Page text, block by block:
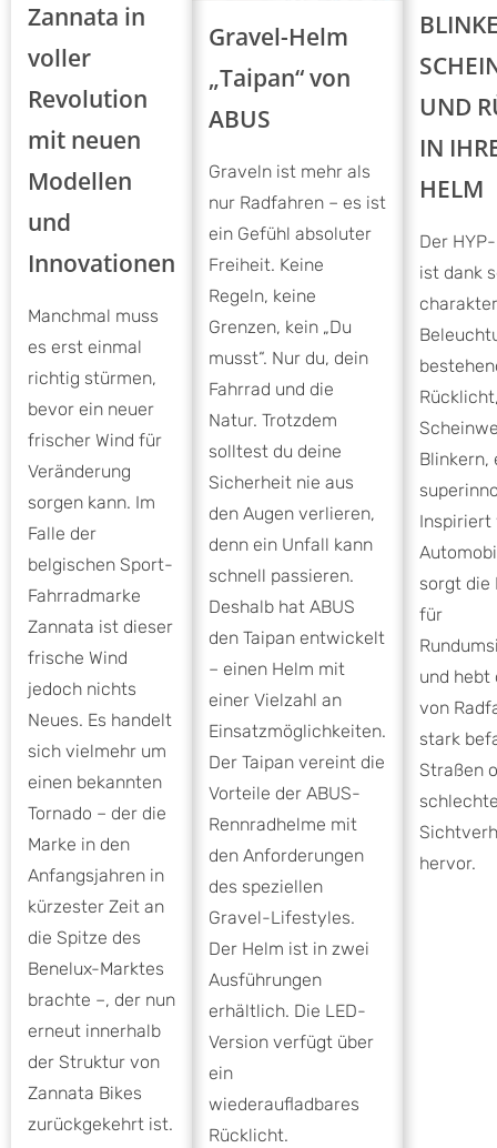
Zannata in
voller
Revolution
mit neuen
Modellen
und
Innovationen
Manchmal muss
es erst einmal
richtig stürmen,
bevor ein neuer
frischer Wind für
Veränderung
sorgen kann. Im
Falle der
belgischen Sport-
Fahrradmarke
Zannata ist dieser
frische Wind
jedoch nichts
Neues. Es handelt
sich vielmehr um
einen bekannten
Tornado – der die
Marke in den
Anfangsjahren in
kürzester Zeit an
die Spitze des
Benelux-Marktes
brachte –, der nun
erneut innerhalb
der Struktur von
Zannata Bikes
zurückgekehrt ist.
Gravel-Helm
„Taipan“ von
ABUS
Graveln ist mehr als
nur Radfahren – es ist
ein Gefühl absoluter
Freiheit. Keine
Regeln, keine
Grenzen, kein „Du
musst“. Nur du, dein
Fahrrad und die
Natur. Trotzdem
solltest du deine
Sicherheit nie aus
den Augen verlieren,
denn ein Unfall kann
schnell passieren.
Deshalb hat ABUS
den Taipan entwickelt
– einen Helm mit
einer Vielzahl an
Einsatzmöglichkeiten.
Der Taipan vereint die
Vorteile der ABUS-
Rennradhelme mit
den Anforderungen
des speziellen
Gravel-Lifestyles.
Der Helm ist in zwei
Ausführungen
erhältlich. Die LED-
Version verfügt über
ein
wiederaufladbares
Rücklicht.
UND
IN
HELM
Der
ist dank
Blinkern,
Inspiriert
sorgt die
für
und hebt
von
stark
Straßen
hervor.